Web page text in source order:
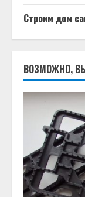
Строим дом
ВОЗМОЖНО,